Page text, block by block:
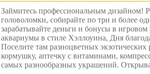
Займитесь профессиональным дизайном!
головоломки, собирайте по три и более
зарабатывайте деньги и бонусы в
аквариумы в стиле Хэллоуина, Дня
Поселите там разноцветных
кормушку, аптечку с витаминами,
самых разнообразных украшений.